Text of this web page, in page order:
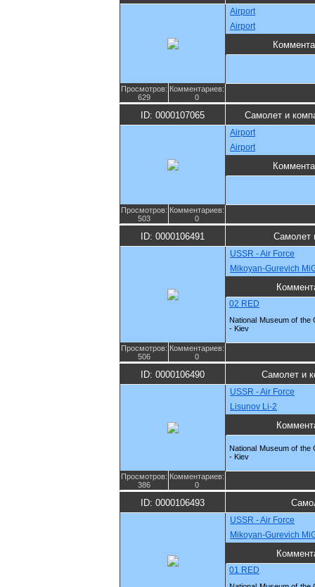
Airport
Airport
Просмотров:
629
Комментариев:
0
ID: 0000107065 Самолет и
Airport
Airport
Просмотров:
503
Комментариев:
0
ID: 0000106491 Самолет
USSR - Air Force
Mikoyan-Gurevich
02 RED
National Museum of the
- Kiev
Просмотров:
506
Комментариев:
0
ID: 0000106490 Самолет и
USSR - Air Force
Lisunov Li-2
National Museum of the
- Kiev
Просмотров:
386
Комментариев:
0
ID: 0000106493
USSR - Air Force
Mikoyan-Gurevich
01 RED